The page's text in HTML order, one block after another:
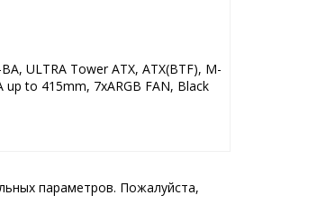
ULTRA Tower ATX, ATX(BTF), M-
up to 415mm, 7xARGB FAN, Black
параметров. Пожалуйста,